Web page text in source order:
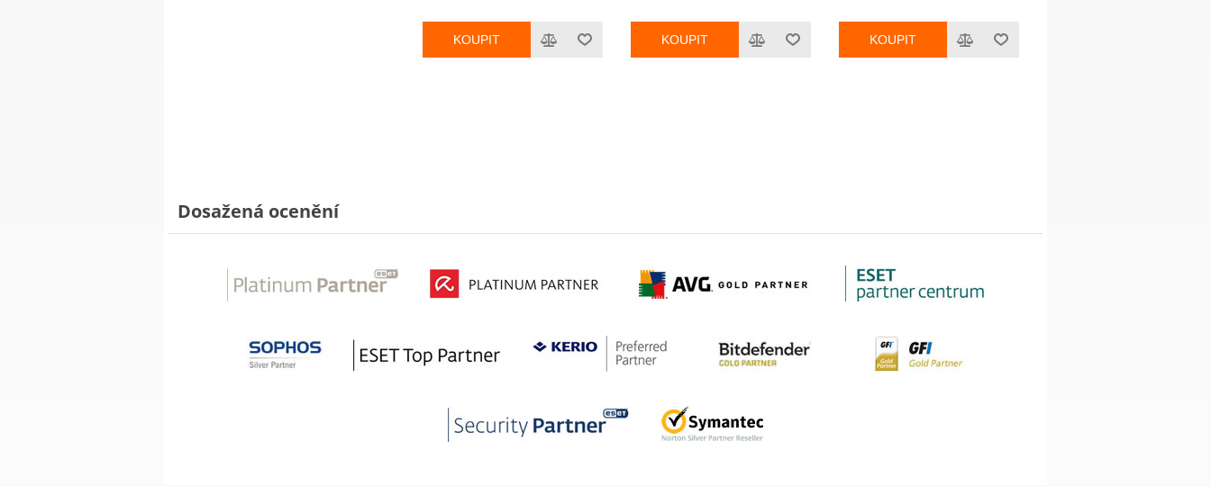
KOUPIT KOUPIT KOUPIT
Dosažená ocenění